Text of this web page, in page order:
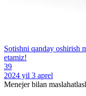
Sotishni qanday oshirish
etamiz!
39
2024 yil 3 aprel
Menejer bilan